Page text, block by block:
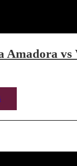
Amadora vs